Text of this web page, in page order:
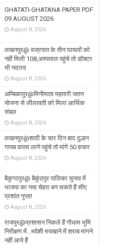
GHATATI-GHATANA PAPER PDF
09 AUGUST 2026
August 8, 2026
लखनपुर@ वज्रपात के तीन घायलों को
नहीं मिली 108,अस्पताल पहुंचे तो डॉक्टर
भी नदारद
August 8, 2026
अम्बिकापुर@मिनीमाता महतारी जतन
योजना से लीलावती को मिला आर्थिक
संबल
August 8, 2026
लखनपुर@शादी के चार दिन बाद दुल्हन
गायब वापस लाने पहुंचे तो मांगे 50 हजार
August 8, 2026
बैकुण्ठपुर@ बैकुंठपुर पालिका चुनाव में
भाजपा का नया चेहरा बन सकते हैं सीए
प्रशांत गुप्ता!
August 8, 2026
राजपुर@प्रशासन निकले हैं गौधाम भूमि
निरीक्षण में…मवेशी मयखाने में शराब मांगने
नहीं आये हैं